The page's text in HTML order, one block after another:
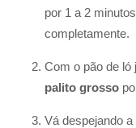
por 1 a 2
completamente.
Com o pão de ló
palito grosso
Vá despejando a